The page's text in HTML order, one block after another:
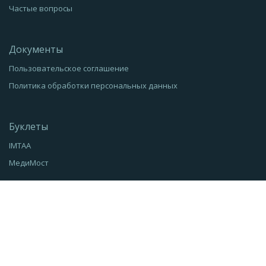
Частые вопросы
Документы
Пользовательское соглашение
Политика обработки персональных данных
Буклеты
IMTAA
МедиМост